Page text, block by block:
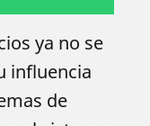
ya no se
influencia
de